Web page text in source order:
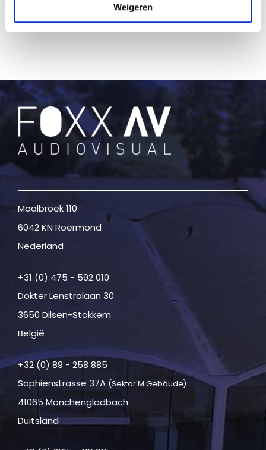
Weigeren
Maalbroek 110
6042 KN Roermond
Nederland
+31 (0) 475 - 592 010
Dokter Lenstralaan 30
3650 Dilsen-Stokkem
België
+32 (0) 89 - 258 885
Sophienstrasse 37A (Sektor M Gebäude)
41065 Mönchengladbach
Duitsland